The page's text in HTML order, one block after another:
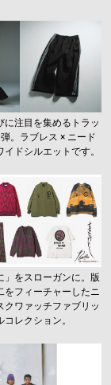
に注目を集めるトラッ
。ラブレス × ニード
ドシルエットです。
」をスローガンに。版
をフィーチャーしたニ
クワァッチファブリッ
レクション。